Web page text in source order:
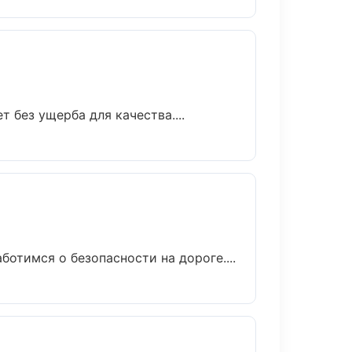
без ущерба для качества....
о безопасности на дороге....